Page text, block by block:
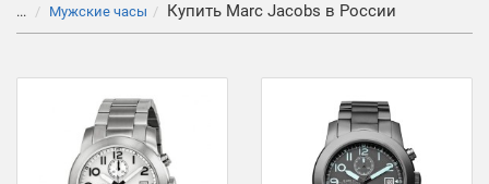
... Мужские часы Купить Marc Jacobs в России